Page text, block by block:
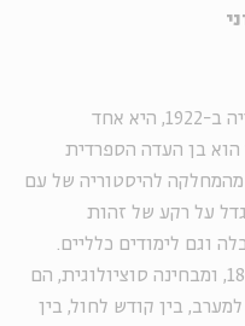
הביוגרפיה של מניטו, שנולד באלג'יריה ב-1922, היא אחד
בן העדה הספרדית
מהמחלקה להיסטוריה של עם
על רקע של זהות
וגם לימודים כלליים.
יהודי אלג'יריה נעשו לצרפתים ב-1870, ומבחינה סוציולוגית, הם
בין קודש לחול, בין